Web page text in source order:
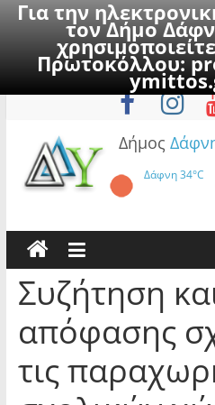
Για την
τον Δήμο
Πρωτοκόλλου:
to
Πέμπτη, 6
Δήμος
Δάφνη34°C
Συζήτηση
απόφασης
τις